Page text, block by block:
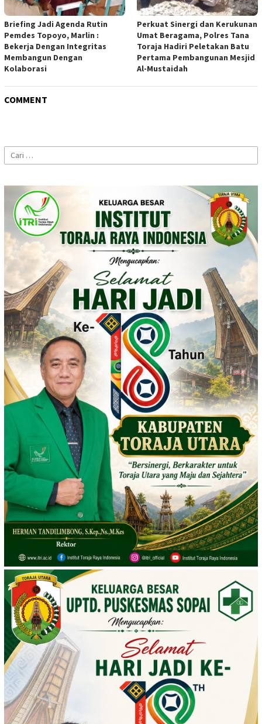
Briefing Jadi Agenda Rutin
Pemdes Topoyo, Marlin :
Bekerja Dengan Integritas
Membangun Dengan
Kolaborasi
Perkuat Sinergi dan Kerukunan
Umat Beragama, Polres Tana
Toraja Hadiri Peletakan Batu
Pertama Pembangunan Mesjid
Al-Mustaidah
COMMENT
Cari
untuk: